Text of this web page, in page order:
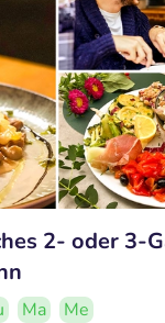
2- oder 3-
Ma
Me